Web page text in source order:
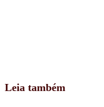
Leia também